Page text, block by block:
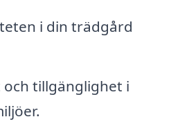
i din trädgård
och tillgänglighet i